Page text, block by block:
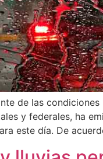
de las
y federales, ha
este día. De